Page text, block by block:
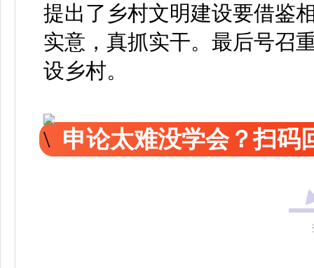
提出了乡村文明建设要借鉴
实意，真抓实干。最后号召
设乡村。
申论太难没学会？扫码